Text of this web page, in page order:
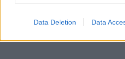
Data Deletion Data